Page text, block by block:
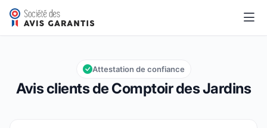
Comptoir des Jardins
Note globale : 9,7 sur 10
9,7/10
Avis clients de Comptoir des Jardins
Attestation de confiance